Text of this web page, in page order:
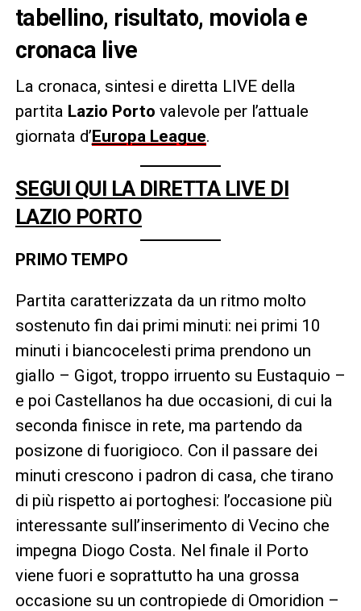
tabellino, risultato, moviola e
cronaca live
La cronaca, sintesi e diretta LIVE della
partita Lazio Porto valevole per l’attuale
giornata d’Europa League.
SEGUI QUI LA DIRETTA LIVE DI
LAZIO PORTO
PRIMO TEMPO
Partita caratterizzata da un ritmo molto
sostenuto fin dai primi minuti: nei primi 10
minuti i biancocelesti prima prendono un
giallo – Gigot, troppo irruento su Eustaquio –
e poi Castellanos ha due occasioni, di cui la
seconda finisce in rete, ma partendo da
posizone di fuorigioco. Con il passare dei
minuti crescono i padron di casa, che tirano
di più rispetto ai portoghesi: l’occasione più
interessante sull’inserimento di Vecino che
impegna Diogo Costa. Nel finale il Porto
viene fuori e soprattutto ha una grossa
occasione su un contropiede di Omoridion –